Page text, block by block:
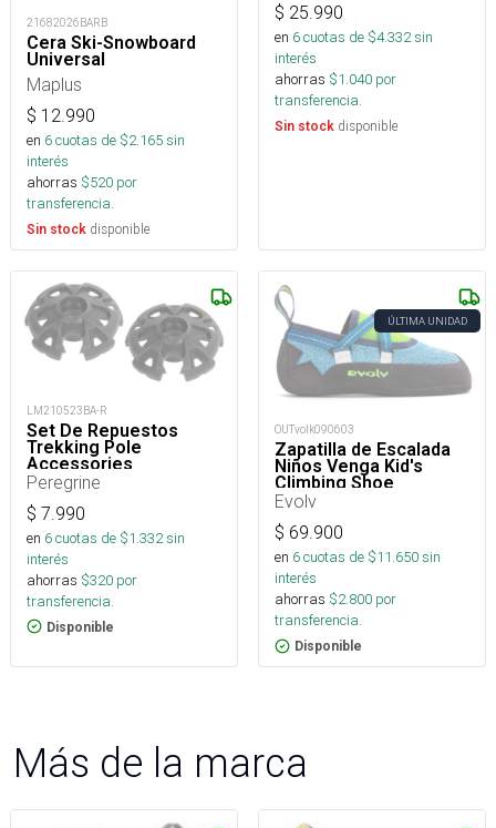
21682026BARB
Cera Ski-Snowboard
Universal
Maplus
$ 12.990
en 6cuotas de $2.165sin
interés
ahorras $520 por
transferencia.
Sin stock disponible
$ 25.990
en 6cuotas de $4.332sin
interés
ahorras $1.040 por
transferencia.
Sin stock disponible
LM210523BA-R
Set De Repuestos
Trekking Pole
Accessories
Peregrine
$ 7.990
en 6cuotas de $1.332sin
interés
ahorras $320 por
transferencia.
Disponible
ÚLTIMA UNIDAD
OUTvolk090603
Zapatilla de Escalada
Niños Venga Kid's
Climbing Shoe
Evolv
$ 69.900
en 6cuotas de $11.650sin
interés
ahorras $2.800 por
transferencia.
Disponible
Más de la marca